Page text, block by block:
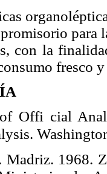
para
con la
fresco y
Offi cial
1968.